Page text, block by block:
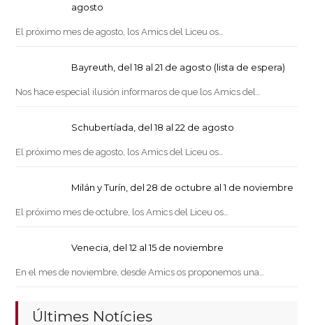
agosto
El próximo mes de agosto, los Amics del Liceu os…
Bayreuth, del 18 al 21 de agosto (lista de espera)
Nos hace especial ilusión informaros de que los Amics del…
Schubertíada, del 18 al 22 de agosto
El próximo mes de agosto, los Amics del Liceu os…
Milán y Turín, del 28 de octubre al 1 de noviembre
El próximo mes de octubre, los Amics del Liceu os…
Venecia, del 12 al 15 de noviembre
En el mes de noviembre, desde Amics os proponemos una…
Últimes Notícies